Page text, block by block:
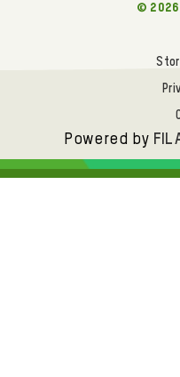
©
Powered by